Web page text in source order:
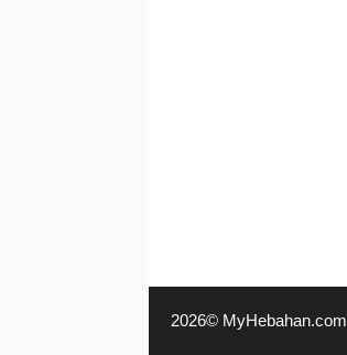
2026© MyHebahan.com